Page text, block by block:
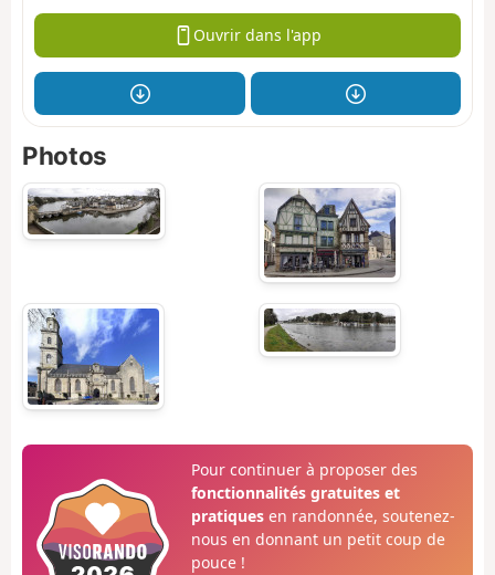
Ouvrir dans l'app
Photos
Pour continuer à proposer des
fonctionnalités gratuites et
pratiquesen randonnée, soutenez-
nous en donnant un petit coup de
pouce !